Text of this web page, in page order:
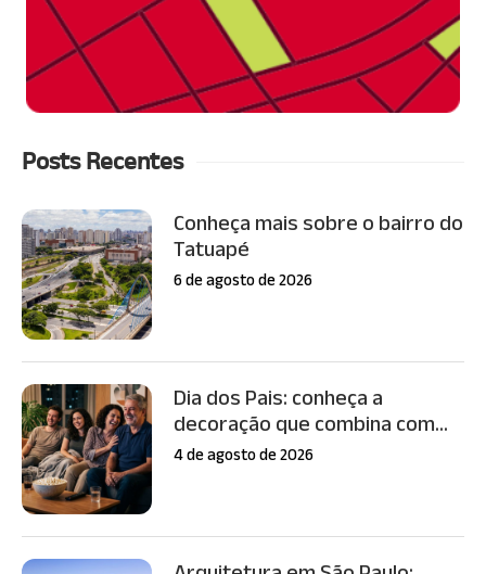
Posts Recentes
Conheça mais sobre o bairro do
Tatuapé
6 de agosto de 2026
Dia dos Pais: conheça a
decoração que combina com...
4 de agosto de 2026